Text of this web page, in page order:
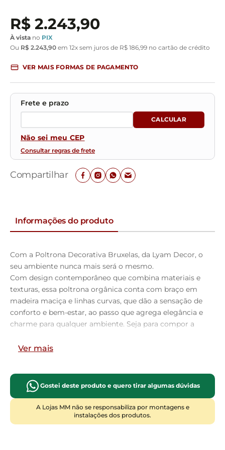
R$ 2.243,90
À vista no PIX
Ou R$ 2.243,90 em 12x sem juros de R$ 186 99 no cartão de crédito
VER MAIS FORMAS DE PAGAMENTO
Não sei meu CEP
Consultar regras de frete
Compartilhar
Informações do produto
Com a Poltrona Decorativa Bruxelas, da Lyam Decor, o
seu ambiente nunca mais será o mesmo.
Com design contemporâneo que combina materiais e
texturas, essa poltrona orgânica conta com braço em
madeira maciça e linhas curvas, que dão a sensação de
conforto e bem-estar, ao passo que agrega elegância e
charme para qualquer ambiente. Seja para compor a
escritório e qualquer outra área, a poltrona Bruxelas
permitindo que você relaxe e descanse com
tranquilamente. Em outras palavras, é a escolha
perfeita para você que procura conforto e estilo em
uma peça única. Aproveite momentos relaxantes,
Ver mais
Gostei deste produto e quero tirar algumas dúvidas
A Lojas MM não se responsabiliza por montagens e
instalações dos produtos.